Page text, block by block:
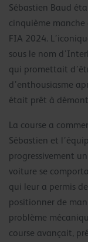
Sébastien Baud
cinquième
FIA 2024.
sous le nom
qui promettait
d’enthousiasme
était prêt à
La course a
Sébastien et
progressivement
voiture se
qui leur a permis
positionner de
problème
course avançait,